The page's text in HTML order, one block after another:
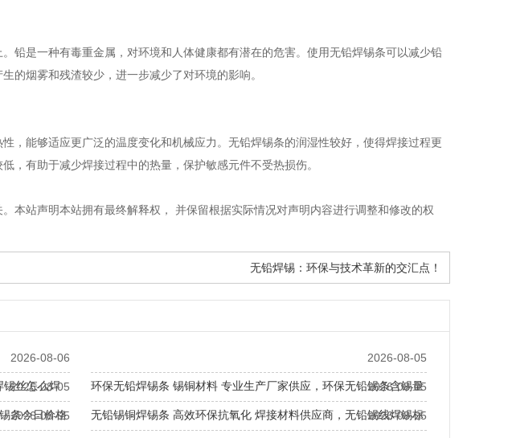
铅是一种有毒重金属，对环境和人体健康都有潜在的危害。使用无铅焊锡条可以减少铅
的烟雾和残渣较少，进一步减少了对环境的影响。
，能够适应更广泛的温度变化和机械应力。无铅焊锡条的润湿性较好，使得焊接过程更
，有助于减少焊接过程中的热量，保护敏感元件不受热损伤。
本站声明本站拥有最终解释权， 并保留根据实际情况对声明内容进行调整和修改的权
无铅焊锡：环保与技术革新的交汇点！
2026-08-06
锡丝怎么焊
2026-08-05
环保无铅焊锡条 锡铜材料 专业生产厂家供应，环保无铅锡条含锡量
2026-08-05
条今日价格
2026-08-05
无铅锡铜焊锡条 高效环保抗氧化 焊接材料供应商，无铅锡线焊锡标
2026-08-05 2026-08-05